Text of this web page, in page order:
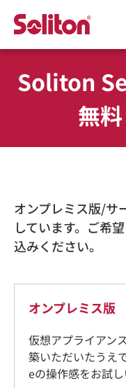
Soliton
無
オンプレミス版/サ
しています。ご希
込みください。
オンプレミス版
仮想アプライアン
築いただいたうえ
eの操作感をお試し